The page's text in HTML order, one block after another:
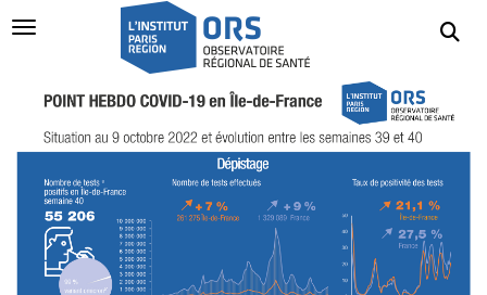
Navigation Toggle